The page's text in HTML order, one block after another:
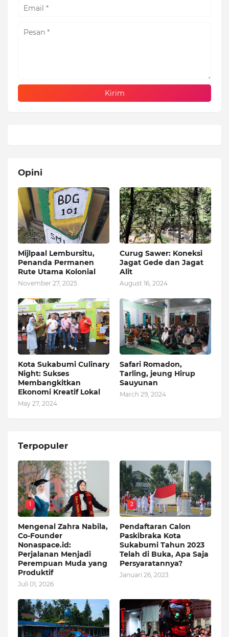
Opini
Mijlpaal Lembursitu,
Penanda Permanen
Rute Utama Kolonial
November 27, 2025
Curug Sawer: Koneksi
Jagat Gede dan Jagat
Alit
August 16, 2024
Kota Sukabumi Culinary
Night: Sukses
Membangkitkan
Ekonomi Kreatif Lokal
May 27, 2024
Safari Romadon,
Tarling, jeung Hirup
Sauyunan
March 29, 2024
Terpopuler
1
Mengenal Zahra Nabila,
Co-Founder
Nonaspace.id:
Perjalanan Menjadi
Perempuan Muda yang
Produktif
Juli 01, 2026
2
Pendaftaran Calon
Paskibraka Kota
Sukabumi Tahun 2023
Telah di Buka, Apa Saja
Persyaratannya?
Januari 26, 2023